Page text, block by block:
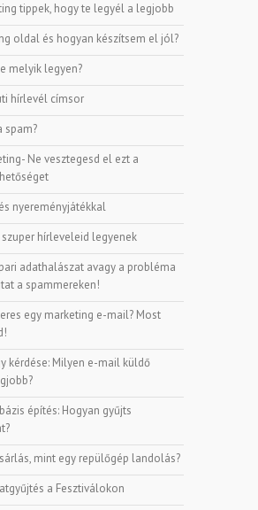
tippek, hogy te legyél a legjobb
oldal és hogyan készítsem el jól?
melyik legyen?
hírlevél címsor
spam?
Ne vesztegesd el ezt a
nyereményjátékkal
hírleveleid legyenek
adathalászat avagy a probléma
a spammereken!
egy marketing e-mail? Most
kérdése: Milyen e-mail küldő
építés: Hogyan gyűjts
mint egy repülőgép landolás?
a Fesztiválokon